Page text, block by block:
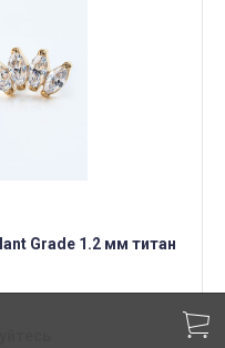
Grade 1.2 мм титан